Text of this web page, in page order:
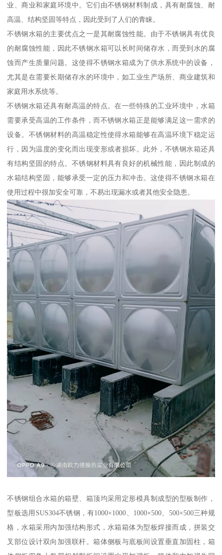
业、商业和家庭环境中。它们由不锈钢材料制成，具有耐腐蚀、耐
高温、结构坚固等特点，因此受到了人们的青睐。
不锈钢水箱的主要优点之一是其耐腐蚀性能。由于不锈钢具有优良
的耐腐蚀性能，因此不锈钢水箱可以长时间储存水，而受到水的腐
蚀而产生质量问题。这使得不锈钢水箱成为了供水系统中的设备，
尤其是在需要长期储存水的环境中，如工业生产场所、商业建筑和
家庭用水系统等。
不锈钢水箱还具有耐高温的特点。在一些特殊的工业环境中，水箱
需要承受高温的工作条件，而不锈钢水箱正是能够满足这一需求的
设备。不锈钢材料的高温稳定性使得水箱能够在高温环境下稳定运
行，因为温度的变化而出现变形或者损坏。此外，不锈钢水箱还具
有结构坚固的特点。不锈钢材料具有良好的机械性能，因此制成的
水箱结构坚固，能够承受一定的压力和冲击。这使得不锈钢水箱在
使用过程中很加安全可靠，不易出现漏水或者其他安全隐患。
不锈钢组合水箱的箱壁、箱顶均采用定形模具制成型的型板制作，
型板选用SUS304不锈钢，有1000×1000、1000×500、500×500三种规
格，水箱采用内加强结构形式，水箱箱体为型板焊接而成，拼装交
叉部位设计双向加强联杆。箱体侧板与底板间设置垂直加固柱，箱